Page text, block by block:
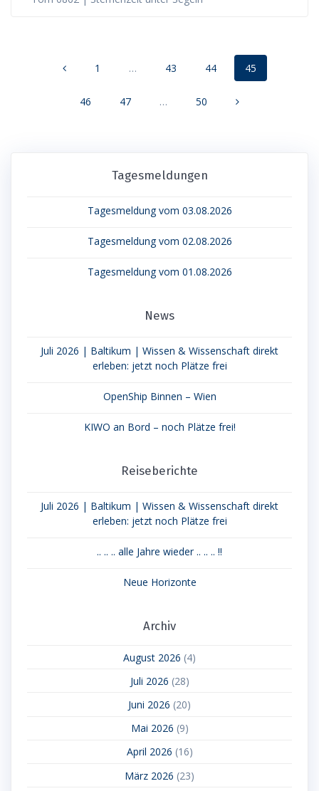
Page
1 … Page
43 Page
44 Page
45
Page
46 Page
47 … Page
50
Tagesmeldungen
Tagesmeldung vom 03.08.2026
Tagesmeldung vom 02.08.2026
Tagesmeldung vom 01.08.2026
News
Juli 2026 | Baltikum | Wissen & Wissenschaft direkt
erleben: jetzt noch Plätze frei
OpenShip Binnen – Wien
KIWO an Bord – noch Plätze frei!
Reiseberichte
Juli 2026 | Baltikum | Wissen & Wissenschaft direkt
erleben: jetzt noch Plätze frei
.. .. .. alle Jahre wieder .. .. .. !!
Neue Horizonte
Archiv
August 2026 (4)
Juli 2026 (28)
Juni 2026 (20)
Mai 2026 (9)
April 2026 (16)
März 2026 (23)